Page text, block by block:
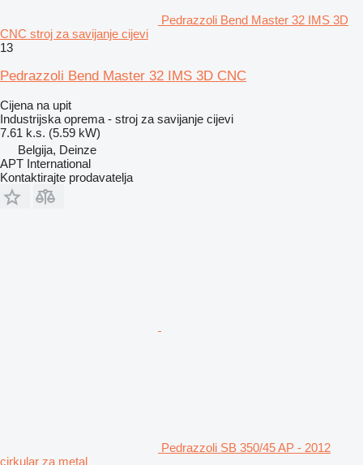
Pedrazzoli Bend Master 32 IMS 3D
CNC stroj za savijanje cijevi
13
Pedrazzoli Bend Master 32 IMS 3D CNC
Cijena na upit
Industrijska oprema - stroj za savijanje cijevi
7.61 k.s. (5.59 kW)
Belgija, Deinze
APT International
Kontaktirajte prodavatelja
Pedrazzoli SB 350/45 AP - 2012
cirkular za metal